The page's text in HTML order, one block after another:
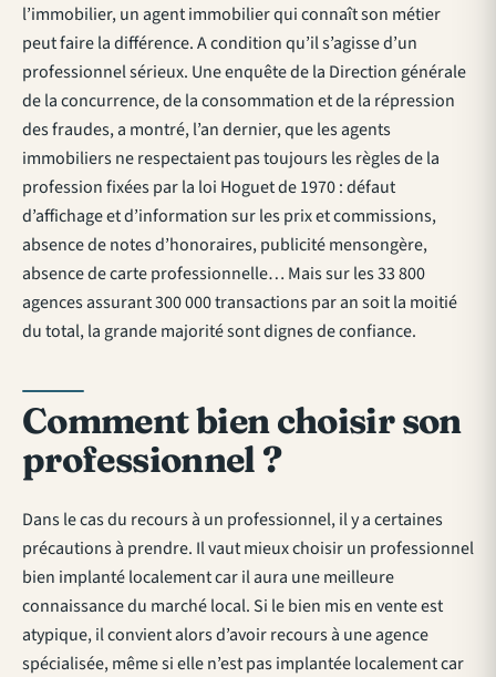
l’immobilier, un agent immobilier qui connaît son métier
peut faire la différence. A condition qu’il s’agisse d’un
professionnel sérieux. Une enquête de la Direction générale
de la concurrence, de la consommation et de la répression
des fraudes, a montré, l’an dernier, que les agents
immobiliers ne respectaient pas toujours les règles de la
profession fixées par la loi Hoguet de 1970 : défaut
d’affichage et d’information sur les prix et commissions,
absence de notes d’honoraires, publicité mensongère,
absence de carte professionnelle… Mais sur les 33 800
agences assurant 300 000 transactions par an soit la moitié
du total, la grande majorité sont dignes de confiance.
Comment bien choisir son
professionnel ?
Dans le cas du recours à un professionnel, il y a certaines
précautions à prendre. Il vaut mieux choisir un professionnel
bien implanté localement car il aura une meilleure
connaissance du marché local. Si le bien mis en vente est
atypique, il convient alors d’avoir recours à une agence
spécialisée, même si elle n’est pas implantée localement car